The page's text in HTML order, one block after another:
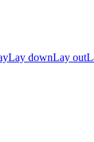
Lay downLay out